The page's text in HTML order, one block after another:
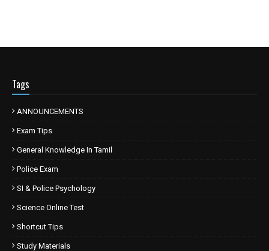
Tags
ANNOUNCEMENTS
Exam Tips
General Knowledge In Tamil
Police Exam
SI & Police Psychology
Science Online Test
Shortcut Tips
Study Materials